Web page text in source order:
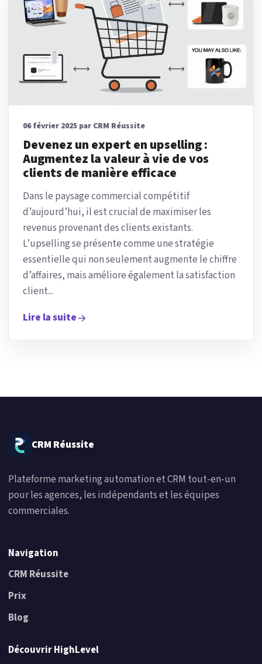
06 février 2025 par CRM Réussite
Devenez un expert en upselling :
Augmentez la valeur à vie de vos
clients de manière efficace
Dans le paysage commercial compétitif
d’aujourd’hui, il est crucial de maximiser les
revenus provenant des clients existants.
L’upselling se présente comme une stratégie
essentielle qui non seulement augmente le chiffre
d’affaires, mais améliore également la satisfaction
client...
Lire la suite
CRM Réussite
Plateforme marketing automation et CRM tout-en-un
pour les agences, les indépendants et les équipes
commerciales.
Navigation
CRM Réussite
Prix
Blog
Découvrir HighLevel